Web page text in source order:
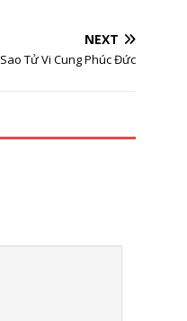
NEXT
Sao Tử Vi Cung Phúc Đức